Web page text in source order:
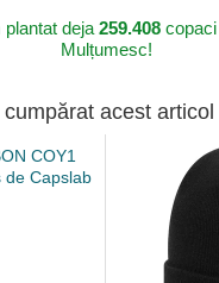
plantat deja 259.408copaci
Mulțumesc!
acest